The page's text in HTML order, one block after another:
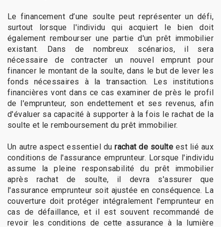
Le financement d’une soulte peut représenter un défi,
surtout lorsque l'individu qui acquiert le bien doit
également rembourser une partie d'un prêt immobilier
existant. Dans de nombreux scénarios, il sera
nécessaire de contracter un nouvel emprunt pour
financer le montant de la soulte, dans le but de lever les
fonds nécessaires à la transaction. Les institutions
financières vont dans ce cas examiner de près le profil
de l'emprunteur, son endettement et ses revenus, afin
d'évaluer sa capacité à supporter à la fois le rachat de la
soulte et le remboursement du prêt immobilier.
Un autre aspect essentiel durachat de soulte est lié aux
conditions de l'assurance emprunteur. Lorsque l'individu
assume la pleine responsabilité du prêt immobilier
après rachat de soulte, il devra s'assurer que
l'assurance emprunteur soit ajustée en conséquence. La
couverture doit protéger intégralement l'emprunteur en
cas de défaillance, et il est souvent recommandé de
revoir les conditions de cette assurance à la lumière